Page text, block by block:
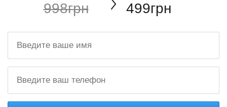
998грн 499грн